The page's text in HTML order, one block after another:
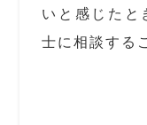
いと感じたと
士に相談する